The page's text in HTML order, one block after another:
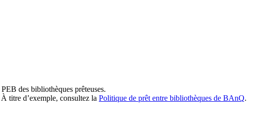
des bibliothèques prêteuses.
titre d’exemple, consultez la Politique de prêt entre bibliothèques de BAnQ.